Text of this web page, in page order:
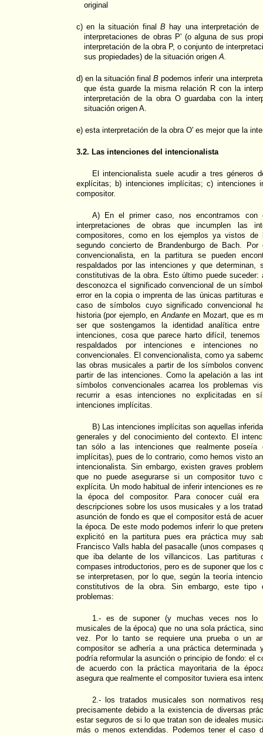
original
c) en la situación final Bhay una interpretación
interpretaciones de obras P' (o alguna de sus
interpretación de la obra P, o conjunto de
sus propiedades) de la situación origenA.
d) en la situación finalB podemos inferir una
que ésta guarde la misma relación R con la
interpretación de la obra O guardaba con la
situación origen A.
e) esta interpretación de la obra O' es mejor que la
3.2. Las intenciones del intencionalista
El intencionalista suele acudir a tres géneros
explícitas; b) intenciones implícitas; c) intenciones
compositor.
A) En el primer caso, nos encontramos con
interpretaciones de obras que incumplen las
compositores, como en los ejemplos ya vistos
segundo concierto de Brandenburgo de Bach.
convencionalista, en la partitura se pueden
respaldados por las intenciones y que determinan,
constitutivas de la obra. Esto último puede
desconozca el significado convencional de un
error en la copia o imprenta de las únicas partituras
caso de símbolos cuyo significado convencional
historia (por ejemplo, enAndanteen Mozart, que es
ser que sostengamos la identidad analítica
intenciones, cosa que parece harto difícil,
respaldados por intenciones e intenciones
convencionales. El convencionalista, como ya
las obras musicales a partir de los símbolos
partir de las intenciones. Como la apelación a las
símbolos convencionales acarrea los problemas
recurrir a esas intenciones no explicitadas en
intenciones implícitas.
B) Las intenciones implícitas son aquellas
generales y del conocimiento del contexto. El
tan sólo a las intenciones que realmente poseía
implícitas), pues de lo contrario, como hemos visto
intencionalista. Sin embargo, existen graves
que no puede asegurarse si un compositor tuvo
explícita. Un modo habitual de inferir intenciones es
la época del compositor. Para conocer cuál
descripciones sobre los usos musicales y a los
asunción de fondo es que el compositor está de
la época. De este modo podemos inferir lo que
explicitó en la partitura pues era práctica muy
Francisco Valls habla del pasacalle (unos compases
que iba delante de los villancicos. Las partituras
compases introductorios, pero es de suponer que los
se interpretasen, por lo que, según la teoría
constitutivos de la obra. Sin embargo, este tipo
problemas:
1.- es de suponer (y muchas veces nos lo
musicales de la época) que no una sola práctica,
vez. Por lo tanto se requiere una prueba o un
compositor se adhería a una práctica
podría reformular la asunción o principio de fondo: el
de acuerdo con la práctica mayoritaria de la
asegura que realmente el compositor tuviera esa
2.- los tratados musicales son normativos
precisamente debido a la existencia de diversas
estar seguros de si lo que tratan son de ideales
más o menos extendidas. Podemos tener el caso